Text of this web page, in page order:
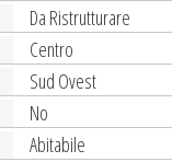
Da Ristrutturare
Centro
Sud Ovest
No
Abitabile